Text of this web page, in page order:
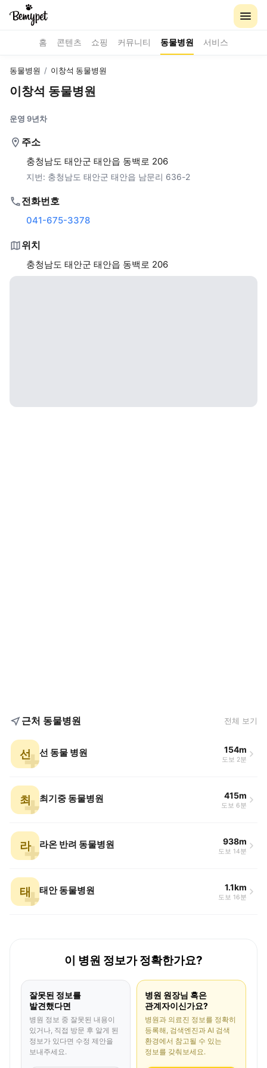
홈 콘텐츠 쇼핑 커뮤니티 동물병원 서비스
동물병원 / 이창석 동물병원
이창석 동물병원
운영 9년차
주소
충청남도 태안군 태안읍 동백로 206
지번: 충청남도 태안군 태안읍 남문리 636-2
전화번호
041-675-3378
위치
충청남도 태안군 태안읍 동백로 206
근처 동물병원 전체 보기
선 선 동물 병원 154m
도보 2분
최 최기중 동물병원 415m
도보 6분
라 라온 반려 동물병원 938m
도보 14분
태 태안 동물병원 1.1km
도보 16분
이 병원 정보가 정확한가요?
잘못된 정보를
발견했다면
병원 정보 중 잘못된 내용이
있거나, 직접 방문 후 알게 된
정보가 있다면 수정 제안을
보내주세요.
병원 원장님 혹은
관계자이신가요?
병원과 의료진 정보를 정확히
등록해, 검색엔진과 AI 검색
환경에서 참고될 수 있는
정보를 갖춰보세요.